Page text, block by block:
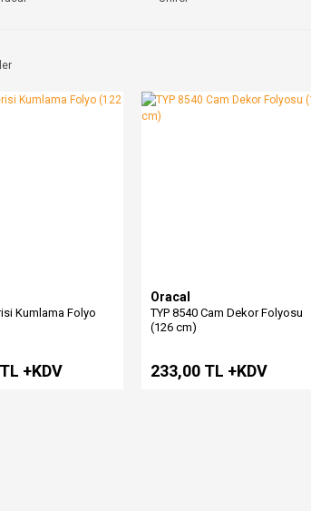
Kumlama Folyo
+KDV
Oracal
TYP 8540 Cam Dekor Folyosu
(126 cm)
233,00 TL +KDV